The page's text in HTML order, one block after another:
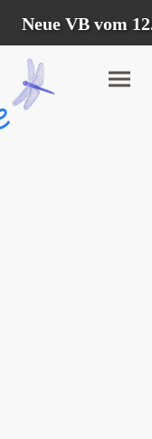
Neue VB vom